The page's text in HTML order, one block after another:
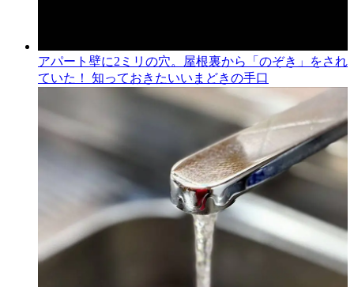
アパート壁に2ミリの穴。屋根裏から「のぞき」をされ
ていた！ 知っておきたいいまどきの手口